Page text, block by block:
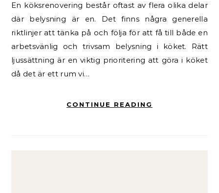
En köksrenovering består oftast av flera olika delar
där belysning är en. Det finns några generella
riktlinjer att tänka på och följa för att få till både en
arbetsvänlig och trivsam belysning i köket. Rätt
ljussättning är en viktig prioritering att göra i köket
då det är ett rum vi…
CONTINUE READING